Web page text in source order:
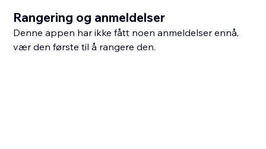
Rangering og anmeldelser
Denne appen har ikke fått noen anmeldelser ennå,
vær den første til å rangere den.